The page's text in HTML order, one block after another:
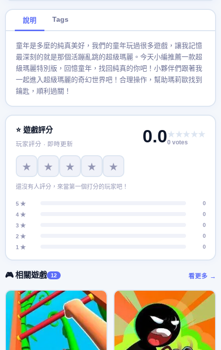
說明 Tags
童年是多麼的純真美好，我們的童年玩過很多遊戲，讓我記憶
最深刻的就是那個活蹦亂跳的超級瑪麗。今天小編推薦一款超
級瑪麗特別版，回憶童年，找回純真的你吧！小夥伴們跟著我
一起進入超級瑪麗的奇幻世界吧！合理操作，幫助瑪莉歐找到
鑰匙，順利過關！
⭐ 遊戲評分
玩家評分 · 即時更新 0.0★★★★★
0 votes
★ ★ ★ ★ ★
還沒有人評分，來當第一個打分的玩家吧！
5 ★
0
4 ★
0
3 ★
0
2 ★
0
1 ★
0
🎮 相關遊戲 12 看更多 →